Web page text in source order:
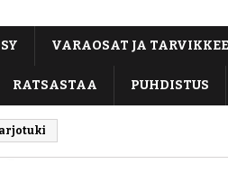
VARAOSAT JA
RATSASTAA PUHDISTUS